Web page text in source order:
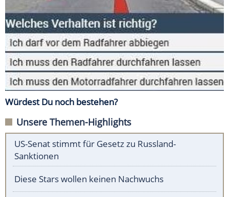
Würdest Du noch bestehen?
Unsere Themen-Highlights
US-Senat stimmt für Gesetz zu Russland-
Sanktionen
Diese Stars wollen keinen Nachwuchs